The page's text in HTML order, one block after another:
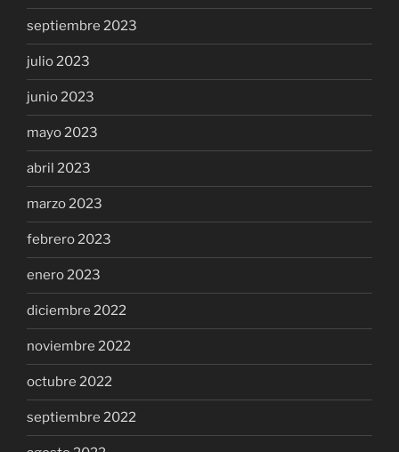
septiembre 2023
julio 2023
junio 2023
mayo 2023
abril 2023
marzo 2023
febrero 2023
enero 2023
diciembre 2022
noviembre 2022
octubre 2022
septiembre 2022